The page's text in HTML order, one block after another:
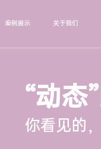
案例展示 关于我们
“动态”
你看见的